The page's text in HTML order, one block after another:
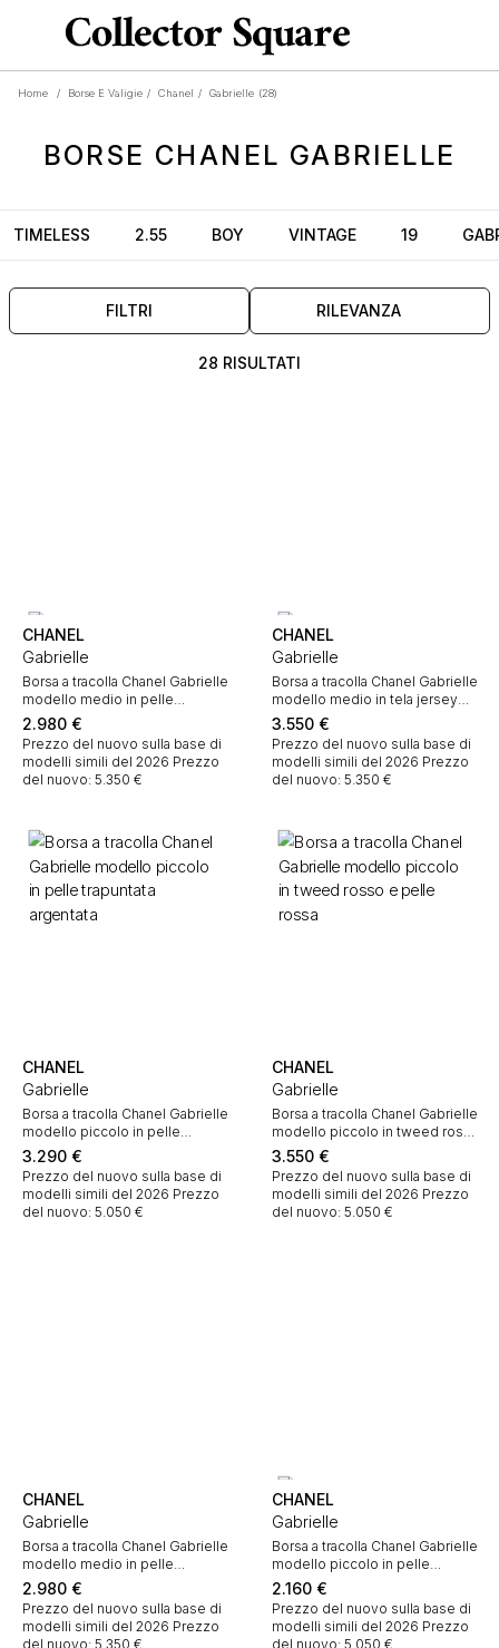
Home / Borse E Valigie / Chanel / Gabrielle (28)
BORSE CHANEL GABRIELLE
TIMELESS 2.55 BOY VINTAGE 19
FILTRI RILEVANZA
28 RISULTATI
CHANEL
Gabrielle
Borsa a tracolla Chanel Gabrielle
modello medio in pelle
trapuntata bianca e pelle nera
2.980 €
Prezzo del nuovo sulla base di
modelli simili del 2026 Prezzo
del nuovo: 5.350 €
CHANEL
Gabrielle
Borsa a tracolla Chanel Gabrielle
modello medio in tela jersey
nera e blu e pelle nera
3.550 €
Prezzo del nuovo sulla base di
modelli simili del 2026 Prezzo
del nuovo: 5.350 €
CHANEL
Gabrielle
Borsa a tracolla Chanel Gabrielle
modello piccolo in pelle
trapuntata argentata
3.290 €
Prezzo del nuovo sulla base di
modelli simili del 2026 Prezzo
del nuovo: 5.050 €
CHANEL
Gabrielle
Borsa a tracolla Chanel Gabrielle
modello piccolo in tweed rosso
e pelle rossa
3.550 €
Prezzo del nuovo sulla base di
modelli simili del 2026 Prezzo
del nuovo: 5.050 €
CHANEL
Gabrielle
Borsa a tracolla Chanel Gabrielle
modello medio in pelle
trapuntata argentata
2.980 €
Prezzo del nuovo sulla base di
modelli simili del 2026 Prezzo
del nuovo: 5.350 €
CHANEL
Gabrielle
Borsa a tracolla Chanel Gabrielle
modello piccolo in pelle
trapuntata a zigzag arancione e
pelle rossa
2.160 €
Prezzo del nuovo sulla base di
modelli simili del 2026 Prezzo
del nuovo: 5.050 €